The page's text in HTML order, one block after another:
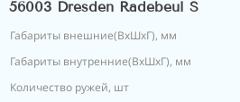
56003 Dresden Radebeul S
Габариты внешние(ВхШхГ), мм
Габариты внутренние(ВхШхГ), мм
Количество ружей, шт